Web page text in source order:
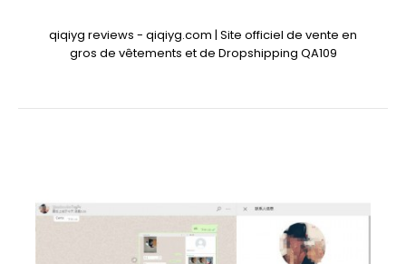
qiqiyg reviews - qiqiyg.com | Site officiel de vente en
gros de vêtements et de Dropshipping QA109